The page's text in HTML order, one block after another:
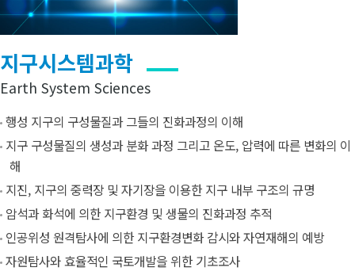
지구시스템과학
Earth System Sciences
행성 지구의 구성물질과 그들의 진화과정의 이해
지구 구성물질의 생성과 분화 과정 그리고 온도, 압력에 따른 변화의 이
해
지진, 지구의 중력장 및 자기장을 이용한 지구 내부 구조의 규명
암석과 화석에 의한 지구환경 및 생물의 진화과정 추적
인공위성 원격탐사에 의한 지구환경변화 감시와 자연재해의 예방
자원탐사와 효율적인 국토개발을 위한 기초조사